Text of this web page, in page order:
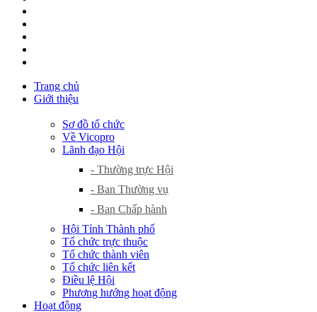
Trang chủ
Giới thiệu
Sơ đồ tổ chức
Về Vicopro
Lãnh đạo Hội
- Thường trực Hội
- Ban Thường vụ
- Ban Chấp hành
Hội Tỉnh Thành phố
Tổ chức trực thuộc
Tổ chức thành viên
Tổ chức liên kết
Điều lệ Hội
Phương hướng hoạt động
Hoạt động